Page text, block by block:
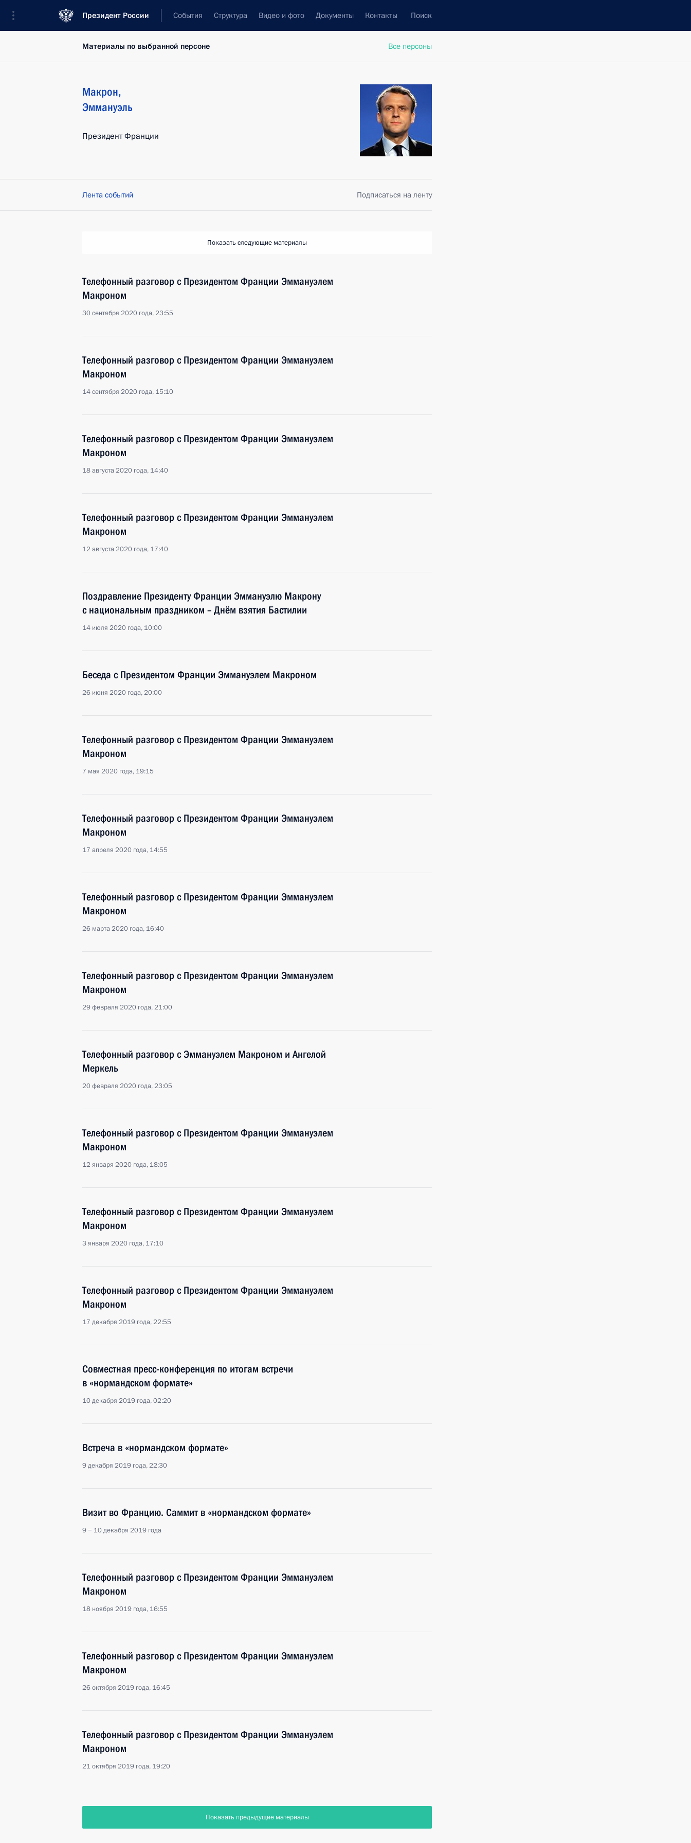
Президент России События Структура Видео и фото Документы Контакты Поиск
Все персоны
Материалы по выбранной персоне
Макрон,
Эммануэль
Президент Франции
Лента событий Подписаться на ленту
Показать следующие материалы
Телефонный разговор с Президентом Франции Эммануэлем
Макроном
30 сентября 2020 года, 23:55
Телефонный разговор с Президентом Франции Эммануэлем
Макроном
14 сентября 2020 года, 15:10
Телефонный разговор с Президентом Франции Эммануэлем
Макроном
18 августа 2020 года, 14:40
Телефонный разговор с Президентом Франции Эммануэлем
Макроном
12 августа 2020 года, 17:40
Поздравление Президенту Франции Эммануэлю Макрону
с национальным праздником – Днём взятия Бастилии
14 июля 2020 года, 10:00
Беседа с Президентом Франции Эммануэлем Макроном
26 июня 2020 года, 20:00
Телефонный разговор с Президентом Франции Эммануэлем
Макроном
7 мая 2020 года, 19:15
Телефонный разговор с Президентом Франции Эммануэлем
Макроном
17 апреля 2020 года, 14:55
Телефонный разговор с Президентом Франции Эммануэлем
Макроном
26 марта 2020 года, 16:40
Телефонный разговор с Президентом Франции Эммануэлем
Макроном
29 февраля 2020 года, 21:00
Телефонный разговор с Эммануэлем Макроном и Ангелой
Меркель
20 февраля 2020 года, 23:05
Телефонный разговор с Президентом Франции Эммануэлем
Макроном
12 января 2020 года, 18:05
Телефонный разговор с Президентом Франции Эммануэлем
Макроном
3 января 2020 года, 17:10
Телефонный разговор с Президентом Франции Эммануэлем
Макроном
17 декабря 2019 года, 22:55
Совместная пресс-конференция по итогам встречи
в «нормандском формате»
10 декабря 2019 года, 02:20
Встреча в «нормандском формате»
9 декабря 2019 года, 22:30
Визит во Францию. Саммит в «нормандском формате»
9 − 10 декабря 2019 года
Телефонный разговор с Президентом Франции Эммануэлем
Макроном
18 ноября 2019 года, 16:55
Телефонный разговор с Президентом Франции Эммануэлем
Макроном
26 октября 2019 года, 16:45
Телефонный разговор с Президентом Франции Эммануэлем
Макроном
21 октября 2019 года, 19:20
Показать предыдущие материалы